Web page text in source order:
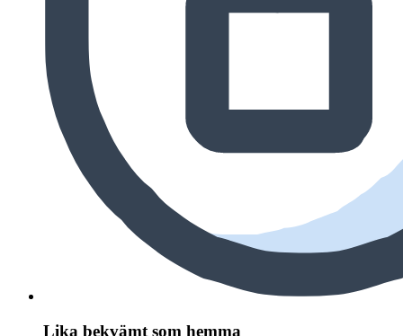
Lika bekvämt som hemma